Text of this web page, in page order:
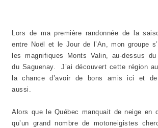
Lors de ma première randonnée de la
entre Noël et le Jour de l’An, mon groupe
les magnifiques Monts Valin, au-dessus
du Saguenay. J’ai découvert cette région
la chance d’avoir de bons amis ici et de
aussi.
Alors que le Québec manquait de neige en
qu’un grand nombre de motoneigistes